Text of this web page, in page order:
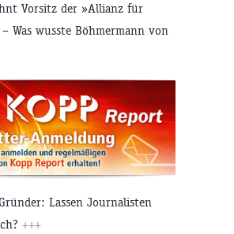
Vorsitz der »Allianz für
Was wusste Böhmermann von
Lassen Journalisten
+++